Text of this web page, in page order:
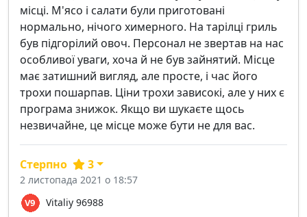
місці. М'ясо і салати були приготовані
нормально, нічого химерного. На тарілці гриль
був підгорілий овоч. Персонал не звертав на нас
особливої уваги, хоча й не був зайнятий. Місце
має затишний вигляд, але просте, і час його
трохи пошарпав. Ціни трохи зависокі, але у них є
програма знижок. Якщо ви шукаєте щось
незвичайне, це місце може бути не для вас.
Vitaliy 96988
Стерпно 3
2 листопада 2021 о 18:57